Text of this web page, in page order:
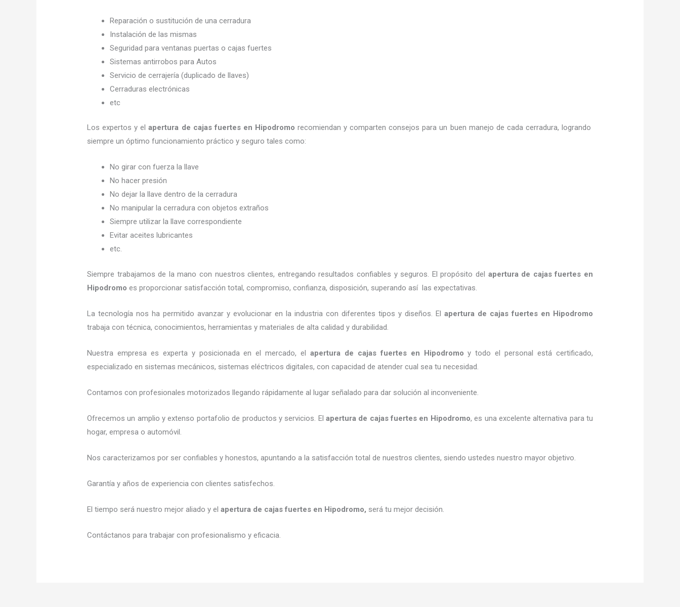
Reparación o sustitución de una cerradura
Instalación de las mismas
Seguridad para ventanas puertas o cajas fuertes
Sistemas antirrobos para Autos
Servicio de cerrajería (duplicado de llaves)
Cerraduras electrónicas
etc
Los expertos y elapertura de cajas fuertes en Hipodromo recomiendan y comparten consejos para un buen manejo de cada cerradura, logrando
siempre un óptimo funcionamiento práctico y seguro tales como:
No girar con fuerza la llave
No hacer presión
No dejar la llave dentro de la cerradura
No manipular la cerradura con objetos extraños
Siempre utilizar la llave correspondiente
Evitar aceites lubricantes
etc.
Siempre trabajamos de la mano con nuestros clientes, entregando resultados confiables y seguros. El propósito del apertura de cajas fuertes en
Hipodromo es proporcionar satisfacción total, compromiso, confianza, disposición, superando así las expectativas.
La tecnología nos ha permitido avanzar y evolucionar en la industria con diferentes tipos y diseños. El apertura de cajas fuertesen Hipodromo
trabaja con técnica, conocimientos, herramientas y materiales de alta calidad y durabilidad.
Nuestra empresa es experta y posicionada en el mercado, elapertura de cajas fuertesen Hipodromo y todo el personal está certificado,
especializado en sistemas mecánicos, sistemas eléctricos digitales, con capacidad de atender cual sea tu necesidad.
Contamos con profesionales motorizados llegando rápidamente al lugar señalado para dar solución al inconveniente.
Ofrecemos un amplio y extenso portafolio de productos y servicios. El apertura de cajas fuertes en Hipodromo, es una excelente alternativa para tu
hogar, empresa o automóvil.
Nos caracterizamos por ser confiables y honestos, apuntando a la satisfacción total de nuestros clientes, siendo ustedes nuestro mayor objetivo.
Garantía y años de experiencia con clientes satisfechos.
El tiempo será nuestro mejor aliado y elapertura de cajas fuertes en Hipodromo, será tu mejor decisión.
Contáctanos para trabajar con profesionalismo y eficacia.